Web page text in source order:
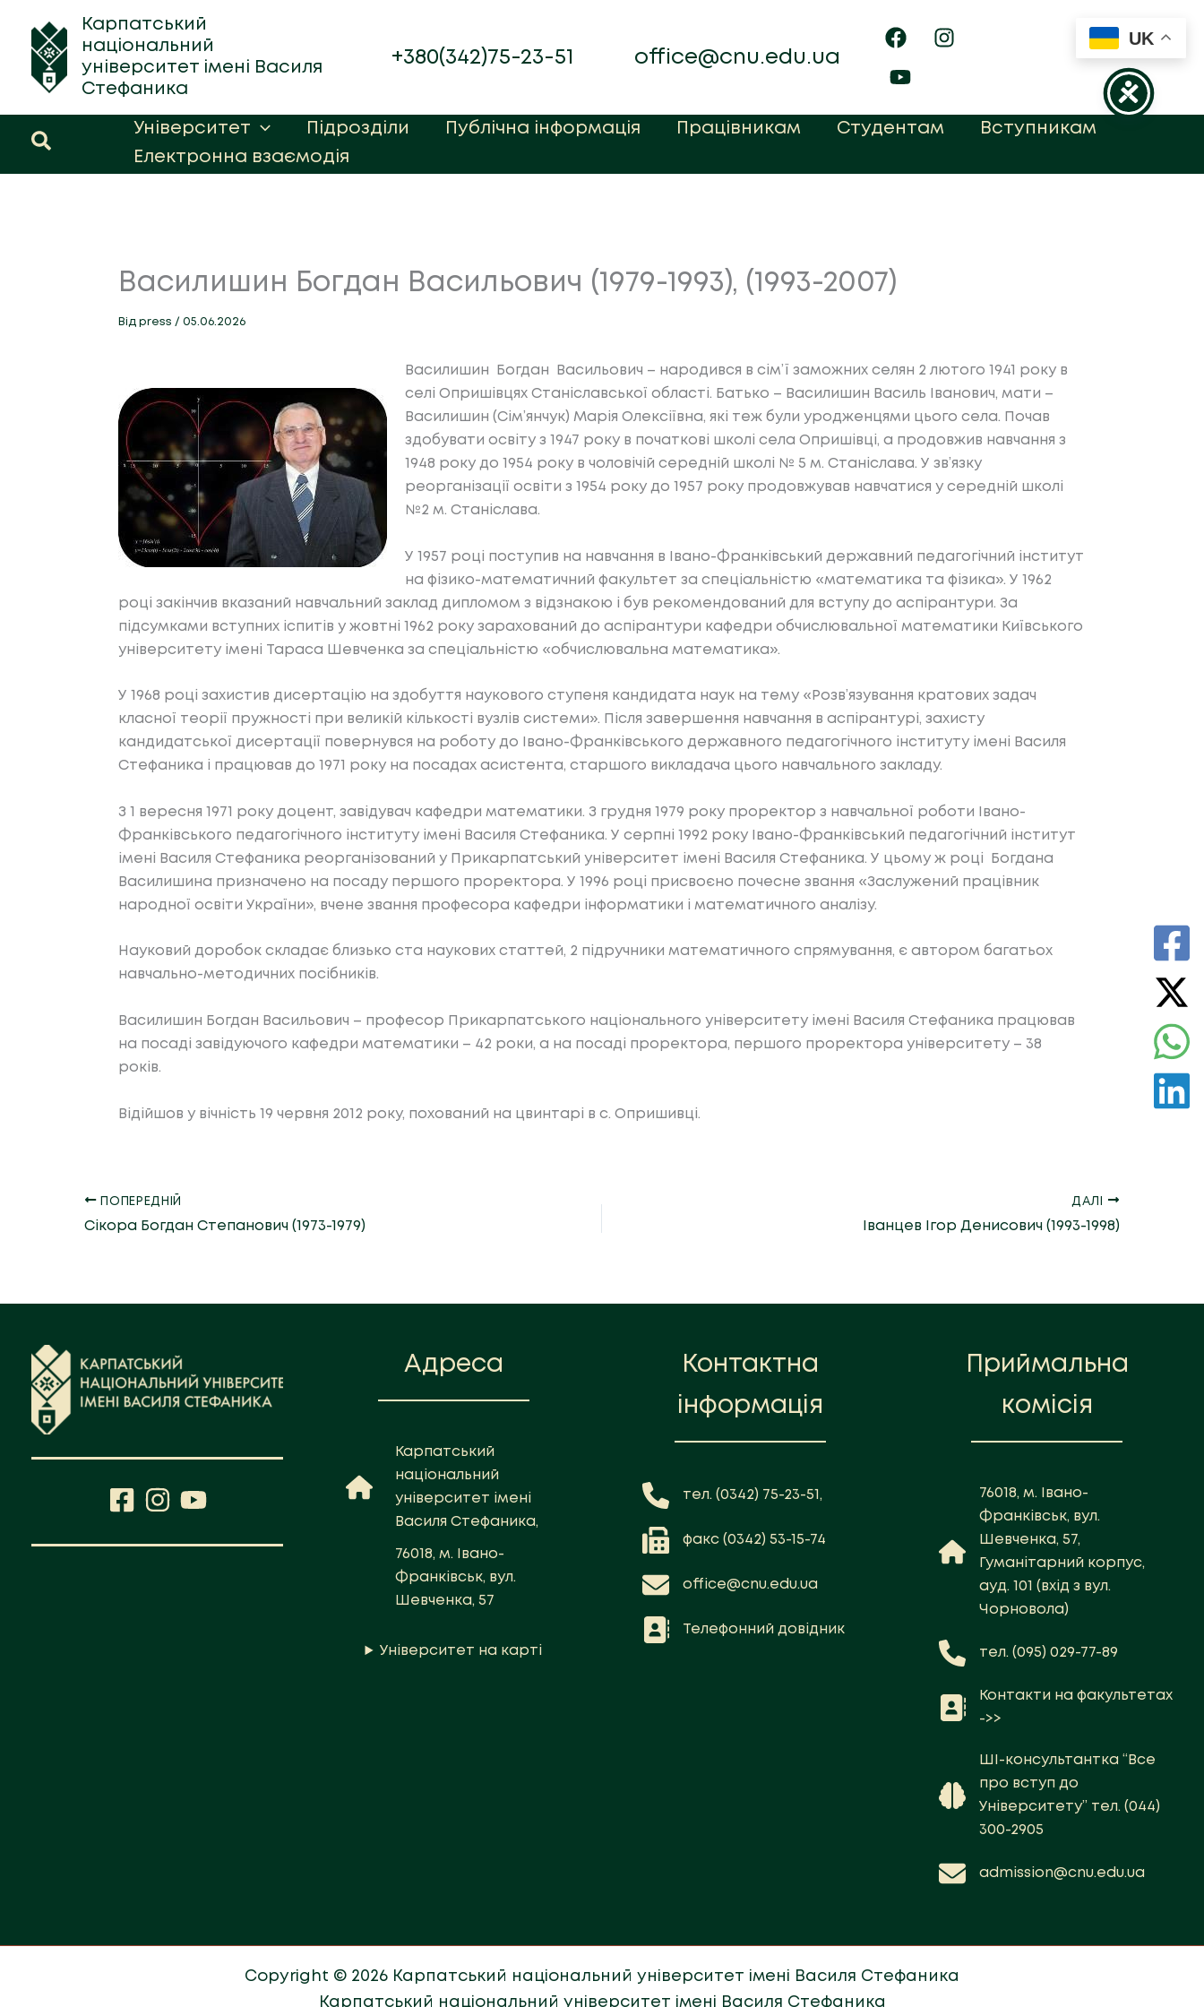
вмісту
Карпатський
національний
університет імені Василя
Стефаника
+380(342)75-23-51 office@cnu.edu.ua
Пошук
Університет Підрозділи Публічна інформація Працівникам Студентам
Вступникам
Електронна взаємодія
Василишин Богдан Васильович (1979-1993), (1993-2007)
Від press / 05.06.2026
Василишин Богдан Васильович – народився в сім’ї заможних селян 2 лютого 1941 року в
селі Опришівцях Станіславської області. Батько – Василишин Василь Іванович, мати –
Василишин (Сім’янчук) Марія Олексіївна, які теж були уродженцями цього села. Почав
здобувати освіту з 1947 року в початкові школі села Опришівці, а продовжив навчання з
1948 року до 1954 року в чоловічій середній школі № 5 м. Станіслава. У зв’язку
реорганізації освіти з 1954 року до 1957 року продовжував навчатися у середній школі
№2 м. Станіслава.
У 1957 році поступив на навчання в Івано-Франківський державний педагогічний інститут
на фізико-математичний факультет за спеціальністю «математика та фізика». У 1962
році закінчив вказаний навчальний заклад дипломом з відзнакою і був рекомендований для вступу до аспірантури. За
підсумками вступних іспитів у жовтні 1962 року зарахований до аспірантури кафедри обчислювальної математики Київського
університету імені Тараса Шевченка за спеціальністю «обчислювальна математика».
У 1968 році захистив дисертацію на здобуття наукового ступеня кандидата наук на тему «Розв’язування кратових задач
класної теорії пружності при великій кількості вузлів системи». Після завершення навчання в аспірантурі, захисту
кандидатської дисертації повернувся на роботу до Івано-Франківського державного педагогічного інституту імені Василя
Стефаника і працював до 1971 року на посадах асистента, старшого викладача цього навчального закладу.
З 1 вересня 1971 року доцент, завідувач кафедри математики. З грудня 1979 року проректор з навчальної роботи Івано-
Франківського педагогічного інституту імені Василя Стефаника. У серпні 1992 року Івано-Франківський педагогічний інститут
імені Василя Стефаника реорганізований у Прикарпатський університет імені Василя Стефаника. У цьому ж році Богдана
Василишина призначено на посаду першого проректора. У 1996 році присвоєно почесне звання «Заслужений працівник
народної освіти України», вчене звання професора кафедри інформатики і математичного аналізу.
Науковий доробок складає близько ста наукових статтей, 2 підручники математичного спрямування, є автором багатьох
навчально-методичних посібників.
Василишин Богдан Васильович – професор Прикарпатського національного університету імені Василя Стефаника працював
на посаді завідуючого кафедри математики – 42 роки, а на посаді проректора, першого проректора університету – 38
років.
Відійшов у вічність 19 червня 2012 року, похований на цвинтарі в с. Опришивці.
ПОПЕРЕДНІЙ
Сікора Богдан Степанович (1973-1979)
ДАЛІ
Іванцев Ігор Денисович (1993-1998)
Адреса
Карпатський
національний
університет імені
Василя Стефаника,
76018, м. Івано-
Франківськ, вул.
Шевченка, 57
Університет на карті
Контактна
інформація
тел. (0342) 75-23-51,
факс (0342) 53-15-74
office@cnu.edu.ua
Телефонний довідник
Приймальна
комісія
76018, м. Івано-
Франківськ, вул.
Шевченка, 57,
Гуманітарний корпус,
ауд. 101 (вхід з вул.
Чорновола)
тел. (095) 029-77-89
Контакти на факультетах
->>
ШІ-консультантка “Все
про вступ до
Університету” тел. (044)
300-2905
admission@cnu.edu.ua
Copyright © 2026 Карпатський національний університет імені Василя Стефаника
Карпатський національний університет імені Василя Стефаника
UK